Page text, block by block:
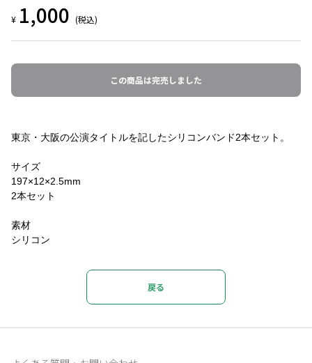
¥ 1,000 (税込)
この商品は完売しました
東京・大阪の公演タイトルを記したシリコンバンド2本セット。
サイズ
197×12×2.5mm
2本セット
素材
シリコン
戻る